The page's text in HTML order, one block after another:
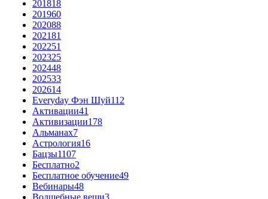
201818
201960
202088
202181
202251
202325
202448
202533
202614
Everyday Фэн Шуй112
Активации41
Активизации178
Альманах7
Астрология16
Бацзы1107
Бесплатно2
Бесплатное обучение49
Вебинары48